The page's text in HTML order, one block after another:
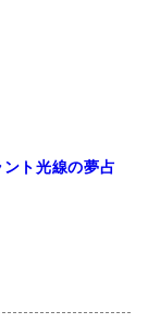
ト光線の夢占